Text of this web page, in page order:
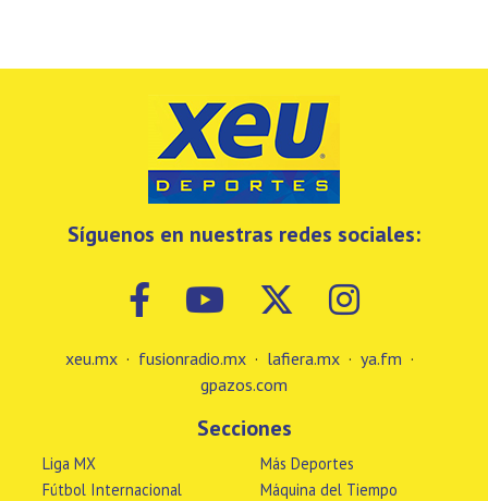
Síguenos en nuestras redes sociales:
xeu.mx · fusionradio.mx · lafiera.mx · ya.fm ·
gpazos.com
Secciones
Liga MX
Fútbol Internacional
Más Deportes
Máquina del Tiempo